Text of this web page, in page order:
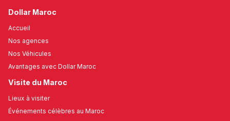
Dollar Maroc
Accueil
Nos agences
Nos Véhicules
Avantages avec Dollar Maroc
Visite du Maroc
Lieux à visiter
Événements célèbres au Maroc